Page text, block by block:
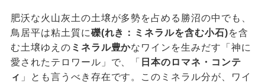
肥沃な火山灰土の土壌が多勢を占める勝沼の中でも、
鳥居平は粘土質に礫(れき：ミネラルを含む小石)を含
む土壌ゆえの ミネラル豊かなワインを生みだす「神に
愛されたテロワール」で、「
日本のロマネ・コンテ
ィ 」とも言うべき存在です。このミネラル分が、ワイ